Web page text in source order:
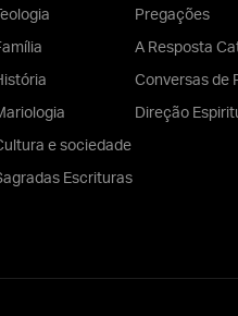
Teologia
e sociedade
Escrituras
Pregações
A Resposta
Conversas de
Direção